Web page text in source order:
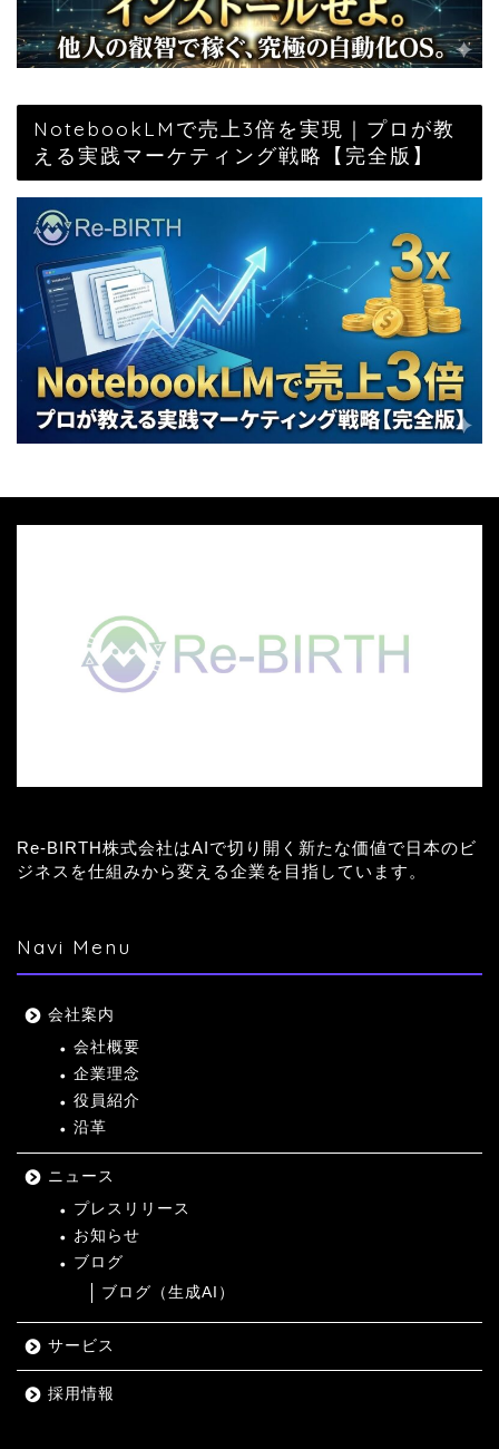
NotebookLMで売上3倍を実現｜プロが教
える実践マーケティング戦略【完全版】
Re-BIRTH株式会社はAIで切り開く新たな価値で日本のビ
ジネスを仕組みから変える企業を目指しています。
Navi Menu
会社案内
会社概要
企業理念
役員紹介
沿革
ニュース
プレスリリース
お知らせ
ブログ
ブログ（生成AI）
サービス
採用情報